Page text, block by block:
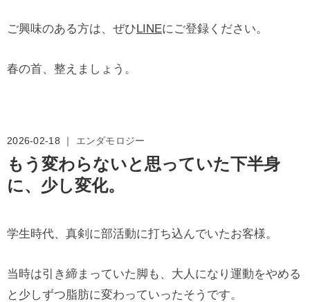
ご興味のある方は、ぜひLINEにご登録ください。
春の首、整えましょう。
2026-02-18 ｜ エンダモロジー
もう変わらないと思っていた下半身
に、少し変化。
学生時代、真剣に部活動に打ち込んでいたお客様。
当時は引き締まっていた脚も、大人になり運動をやめる
と少しずつ脂肪に変わっていったそうです。